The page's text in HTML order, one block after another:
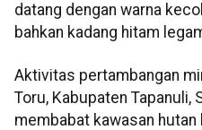
datang dengan warna
bahkan kadang hitam
Aktivitas pertambangan
Toru, Kabupaten Tapanuli,
membabat kawasan